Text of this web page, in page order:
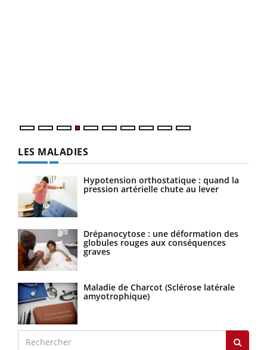
LES MALADIES
Hypotension orthostatique : quand la
pression artérielle chute au lever
Drépanocytose : une déformation des
globules rouges aux conséquences
graves
Maladie de Charcot (Sclérose latérale
amyotrophique)